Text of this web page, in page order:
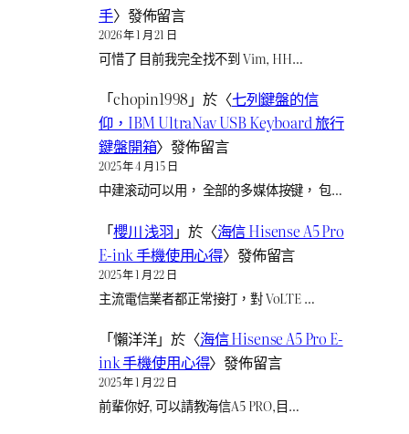
手〉發佈留言
2026 年 1 月 21 日
可惜了 目前我完全找不到 Vim, HH…
「chopin1998 」於〈七列鍵盤的信
仰，IBM UltraNav USB Keyboard 旅行
鍵盤開箱〉發佈留言
2025 年 4 月 15 日
中建滚动可以用， 全部的多媒体按键， 包…
「櫻川 浅羽 」於〈海信 Hisense A5 Pro
E-ink 手機使用心得〉發佈留言
2025 年 1 月 22 日
主流電信業者都正常接打，對 VoLTE …
「懶洋洋」於〈海信 Hisense A5 Pro E-
ink 手機使用心得〉發佈留言
2025 年 1 月 22 日
前輩你好, 可以請教海信A5 PRO,目…